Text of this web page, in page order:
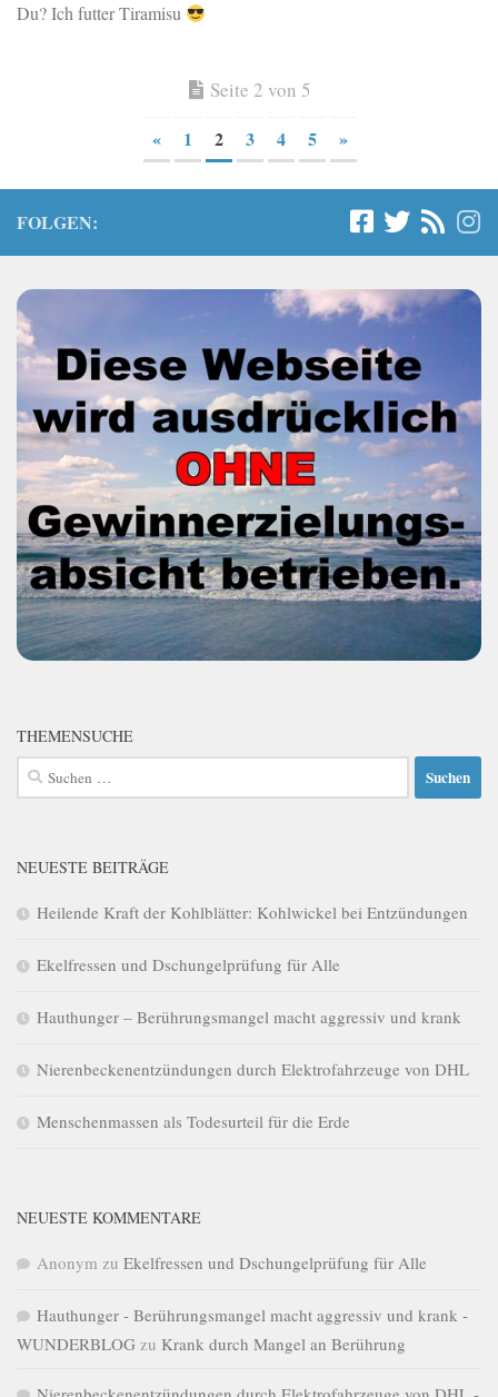
Du? Ich futter Tiramisu
Seite 2 von 5
«
1 2 3 4 5 »
FOLGEN:
THEMENSUCHE
Suchen
nach:
NEUESTE BEITRÄGE
Heilende Kraft der Kohlblätter: Kohlwickel bei Entzündungen
Ekelfressen und Dschungelprüfung für Alle
Hauthunger – Berührungsmangel macht aggressiv und krank
Nierenbeckenentzündungen durch Elektrofahrzeuge von DHL
Menschenmassen als Todesurteil für die Erde
NEUESTE KOMMENTARE
Anonym zu Ekelfressen und Dschungelprüfung für Alle
Hauthunger - Berührungsmangel macht aggressiv und krank -
WUNDERBLOG zu Krank durch Mangel an Berührung